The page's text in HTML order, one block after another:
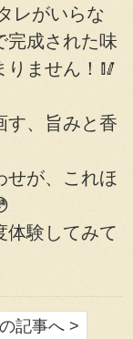
レがいらな
完成された味
りません！🥢
す、旨みと香
せが、これほ
体験してみて
記事へ >